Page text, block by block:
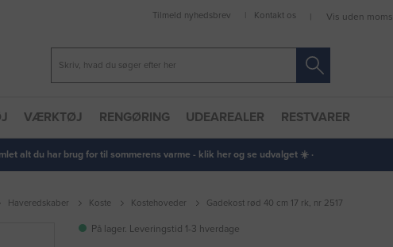
Tilmeld nyhedsbrev Kontakt os Vis uden moms
VÆRKTØJ RENGØRING UDEAREALER RESTVARER
alt du har brug for til sommerens varme - klik her og se udvalget ☀️ ·
Haveredskaber Koste Kostehoveder Gadekost rød 40 cm 17 rk, nr 2517
På lager. Leveringstid 1-3 hverdage